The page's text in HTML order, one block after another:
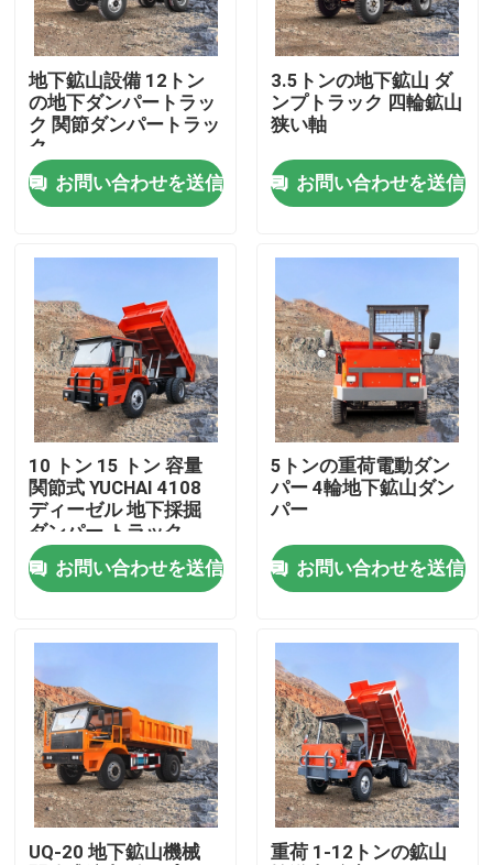
企業情報
接触
製品
ビデオ
地下のダンプ トラック
地下の採鉱トラック
地下の連結されたトラック
クローラーダンパートラック
車輪のシザリリフト
地下鉱山設備 12トン
の地下ダンパートラッ
ク 関節ダンパートラッ
ク
お問い合わせを送信
3.5トンの地下鉱山 ダ
ンプトラック 四輪鉱山
狭い軸
お問い合わせを送信
10 トン 15 トン 容量
関節式 YUCHAI 4108
ディーゼル 地下採掘
ダンパー トラック
お問い合わせを送信
5トンの重荷電動ダン
パー 4輪地下鉱山ダン
パー
お問い合わせを送信
UQ-20 地下鉱山機械
重荷 1-12トンの鉱山